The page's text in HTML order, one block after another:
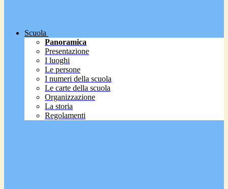
Scuola
Panoramica
Presentazione
I luoghi
Le persone
I numeri della scuola
Le carte della scuola
Organizzazione
La storia
Regolamenti